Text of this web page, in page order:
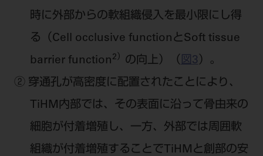
時に外部からの軟組織侵入を最小限にし得
る（Cell occlusive functionとSoft tissue
barrier function 2） の向上）（ 図3 ）。
② 穿通孔が高密度に配置されたことにより、
TiHM内部では、その表面に沿って骨由来の
細胞が付着増殖し、一方、外部では周囲軟
組織が付着増殖することでTiHMと創部の安